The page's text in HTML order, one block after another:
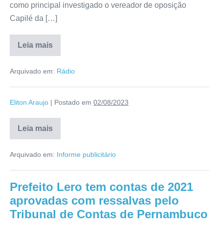
como principal investigado o vereador de oposição
Capilé da […]
Leia mais
Arquivado em: Rádio
Eliton Araujo | Postado em 02/08/2023
Leia mais
Arquivado em: Informe publicitário
Prefeito Lero tem contas de 2021
aprovadas com ressalvas pelo
Tribunal de Contas de Pernambuco